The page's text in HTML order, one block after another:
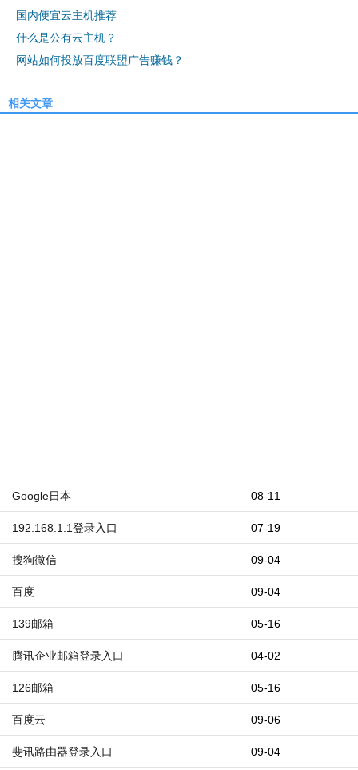
国内便宜云主机推荐
什么是公有云主机？
网站如何投放百度联盟广告赚钱？
相关文章
08-11
Google日本
07-19
192.168.1.1登录入口
09-04
搜狗微信
09-04
百度
05-16
139邮箱
04-02
腾讯企业邮箱登录入口
05-16
126邮箱
09-06
百度云
09-04
斐讯路由器登录入口